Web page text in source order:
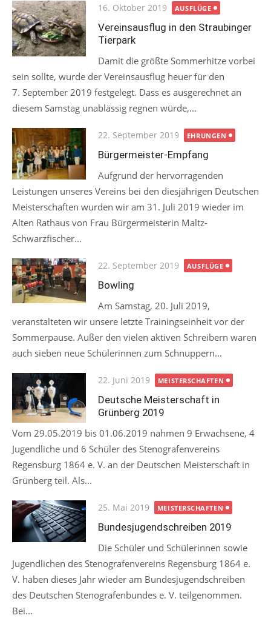
Posted
on
16. Oktober 2019 AUSFLÜGE
Vereinsausflug in den Straubinger
Tierpark
Damit die größte Sommerhitze vorbei
sein sollte, wurde der Vereinsausflug heuer für den
7. September 2019 festgelegt. Dass es ausgerechnet an
diesem Samstag unablässig regnen würde,...
Posted
on
22. September 2019 EHRUNGEN
Bürgermeister-Empfang
Aufgrund der hervorragenden
Leistungen unseres Vereins bei den diesjährigen Deutschen
Meisterschaften wurden wir am 31. Juli 2019 wieder im
Alten Rathaus von Frau Bürgermeisterin Maltz-
Schwarzfischer...
Posted
on
22. September 2019 AUSFLÜGE
Bowling
Am Samstag, 20. Juli 2019,
veranstalteten wir unsere letzte Trainingseinheit vor der
Sommerpause. Außer den vielen aktiven Schreibern waren
auch sieben neue Schülerinnen zum Schnuppern...
Posted
on
22. Juni 2019 MEISTERSCHAFTEN
Deutsche Meisterschaft in
Grünberg 2019
Vom 29.05.2019 bis 01.06.2019 nahmen 9 Erwachsene, 4
Jugendliche und 6 Schüler des Stenografenvereins
Regensburg 1864 e. V. an der Deutschen Meisterschaft in
Grünberg teil. Als...
Posted
on
25. Mai 2019 MEISTERSCHAFTEN
Bundesjugendschreiben 2019
Die Schüler und Schülerinnen sowie
Jugendlichen des Stenografenvereins Regensburg 1864 e.
V. haben dieses Jahr wieder am Bundesjugendschreiben
des Deutschen Stenografenbundes e. V. teilgenommen.
Bei...